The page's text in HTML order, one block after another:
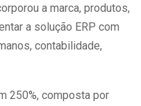
a marca, produtos,
a solução ERP com
contabilidade,
250%, composta por